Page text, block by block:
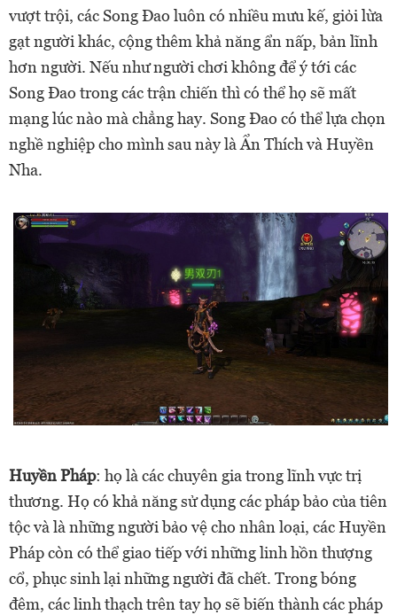
vượt trội, các Song Đao luôn có nhiều mưu kế, giỏi lừa
gạt người khác, cộng thêm khả năng ẩn nấp, bản lĩnh
hơn người. Nếu như người chơi không để ý tới các
Song Đao trong các trận chiến thì có thể họ sẽ mất
mạng lúc nào mà chẳng hay. Song Đao có thể lựa chọn
nghề nghiệp cho mình sau này là Ẩn Thích và Huyền
Nha.
Huyền Pháp: họ là các chuyên gia trong lĩnh vực trị
thương. Họ có khả năng sử dụng các pháp bảo của tiên
tộc và là những người bảo vệ cho nhân loại, các Huyền
Pháp còn có thể giao tiếp với những linh hồn thượng
cổ, phục sinh lại những người đã chết. Trong bóng
đêm, các linh thạch trên tay họ sẽ biến thành các pháp